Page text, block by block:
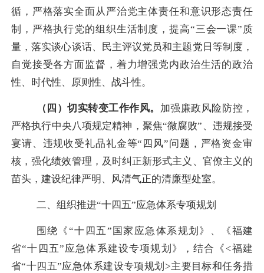
循， 严格落实全面从严治党主体责任和意识形态责任
制， 严格执行党的组织生活制度，提高“三会一课”质
量，落实谈心谈话、民主评议党员和主题党日等制度，
自觉接受各方面监督， 着力增强党内政治生活的政治
性、时代性、原则性、战斗性。
（四）切实转变工作作风。 加强廉政风险防控，
严格执行中央八项规定精神，聚焦“微腐败”、违规接受
宴请、违规收受礼品礼金等“四风”问题， 严格资金审
核，强化绩效管理，及时纠正新形式主义、官僚主义的
苗头，建设纪律严明、风清气正的清廉型处室。
二、组织推进“十四五”应急体系专项规划
围绕《“十四五”国家应急体系规划》、《福建
省“十四五”应急体系建设专项规划》，结合 《 <福建
省“十四五”应急体系建设专项规划>主要目标和任务措